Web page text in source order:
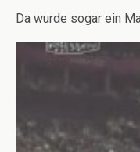
Da wurde sogar ein
Video-